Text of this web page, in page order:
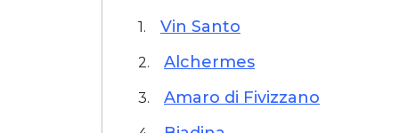
1. Vin Santo
2. Alchermes
3. Amaro di Fivizzano